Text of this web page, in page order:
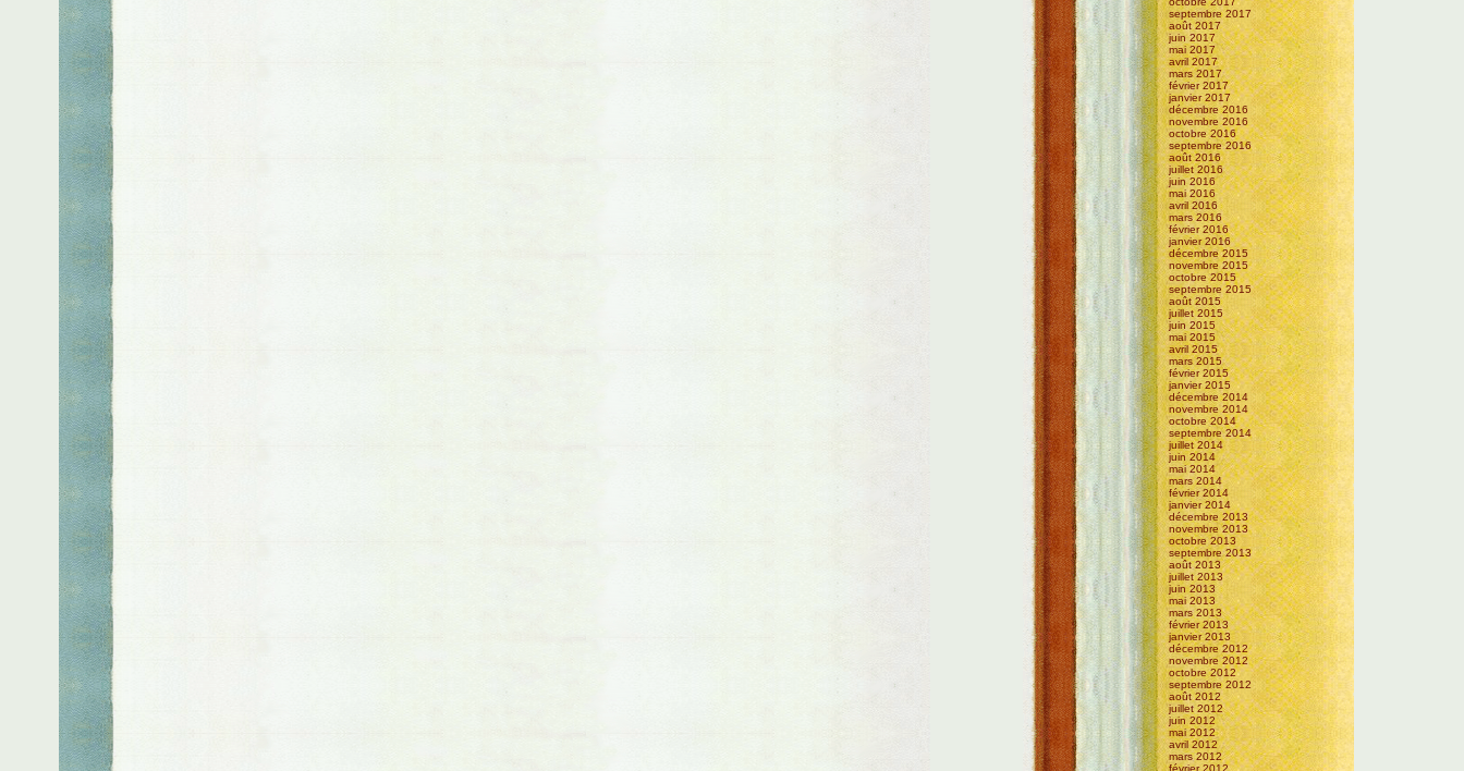
septembre 2017
août 2017
juin 2017
mai 2017
avril 2017
mars 2017
février 2017
janvier 2017
décembre 2016
novembre 2016
octobre 2016
septembre 2016
août 2016
juillet 2016
juin 2016
mai 2016
avril 2016
mars 2016
février 2016
janvier 2016
décembre 2015
novembre 2015
octobre 2015
septembre 2015
août 2015
juillet 2015
juin 2015
mai 2015
avril 2015
mars 2015
février 2015
janvier 2015
décembre 2014
novembre 2014
octobre 2014
septembre 2014
juillet 2014
juin 2014
mai 2014
mars 2014
février 2014
janvier 2014
décembre 2013
novembre 2013
octobre 2013
septembre 2013
août 2013
juillet 2013
juin 2013
mai 2013
mars 2013
février 2013
janvier 2013
décembre 2012
novembre 2012
octobre 2012
septembre 2012
août 2012
juillet 2012
juin 2012
mai 2012
avril 2012
mars 2012
février 2012